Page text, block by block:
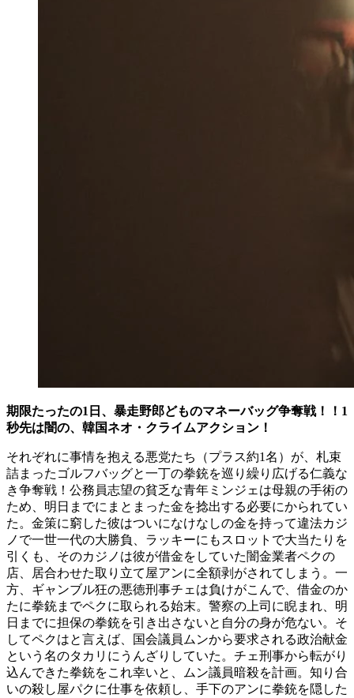
期限たったの1日、暴走野郎どものマネーバッグ争奪戦！！1
秒先は闇の、韓国ネオ・クライムアクション！
それぞれに事情を抱える悪党たち（プラス約1名）が、札束
詰まったゴルフバッグと一丁の拳銃を巡り繰り広げる仁義な
き争奪戦！公務員志望の貧乏な青年ミンジェは母親の手術の
ため、明日までにまとまった金を捻出する必要にかられてい
た。金策に窮した彼はついになけなしの金を持って違法カジ
ノで一世一代の大勝負、ラッキーにもスロットで大当たりを
引くも、そのカジノは彼が借金をしていた闇金業者ペクの
店、居合わせた取り立て屋アンに全額剥がされてしまう。一
方、ギャンブル狂の悪徳刑事チェは負けがこんで、借金のか
たに拳銃までペクに取られる始末。警察の上司に睨まれ、明
日までに担保の拳銃を引き出さないと自分の身が危ない。そ
してペクはと言えば、国会議員ムンから要求される政治献金
という名のタカリにうんざりしていた。チェ刑事から転がり
込んできた拳銃をこれ幸いと、ムン議員暗殺を計画。知り合
いの殺し屋パクに仕事を依頼し、手下のアンに拳銃を隠した